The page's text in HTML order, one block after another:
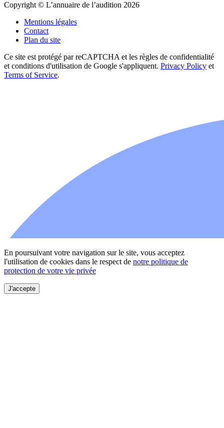
Copyright © L’annuaire de l’audition 2026
Mentions légales
Contact
Plan du site
Ce site est protégé par reCAPTCHA et les règles de confidentialité
et conditions d'utilisation de Google s'appliquent. Privacy Policy et
Terms of Service.
En poursuivant votre navigation sur le site, vous acceptez
l'utilisation de cookies dans le respect de notre politique de
protection de votre vie privée
J'accepte